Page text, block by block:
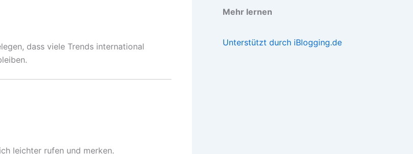
dass viele Trends international
leichter rufen und merken.
Mehr lernen
Unterstützt durch iBlogging.de